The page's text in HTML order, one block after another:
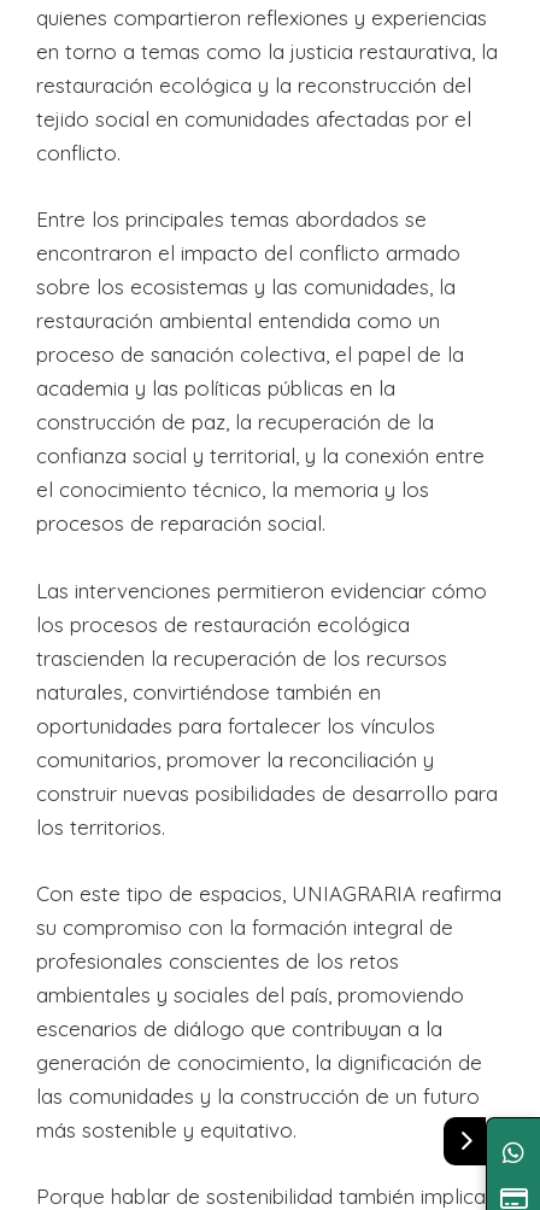
quienes compartieron reflexiones y experiencias
en torno a temas como la justicia restaurativa, la
restauración ecológica y la reconstrucción del
tejido social en comunidades afectadas por el
conflicto.
Entre los principales temas abordados se
encontraron el impacto del conflicto armado
sobre los ecosistemas y las comunidades, la
restauración ambiental entendida como un
proceso de sanación colectiva, el papel de la
academia y las políticas públicas en la
construcción de paz, la recuperación de la
confianza social y territorial, y la conexión entre
el conocimiento técnico, la memoria y los
procesos de reparación social.
Las intervenciones permitieron evidenciar cómo
los procesos de restauración ecológica
trascienden la recuperación de los recursos
naturales, convirtiéndose también en
oportunidades para fortalecer los vínculos
comunitarios, promover la reconciliación y
construir nuevas posibilidades de desarrollo para
los territorios.
Con este tipo de espacios, UNIAGRARIA reafirma
su compromiso con la formación integral de
profesionales conscientes de los retos
ambientales y sociales del país, promoviendo
escenarios de diálogo que contribuyan a la
generación de conocimiento, la dignificación de
las comunidades y la construcción de un futuro
más sostenible y equitativo.
Porque hablar de sostenibilidad también implica